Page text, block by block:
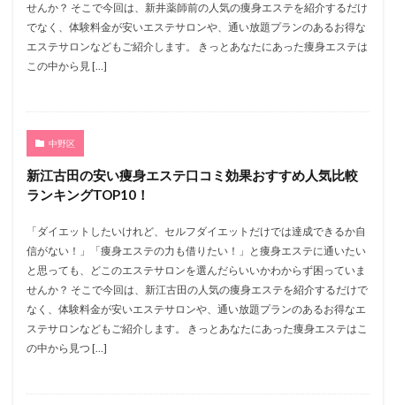
せんか？ そこで今回は、新井薬師前の人気の痩身エステを紹介するだけ
でなく、体験料金が安いエステサロンや、通い放題プランのあるお得な
エステサロンなどもご紹介します。 きっとあなたにあった痩身エステは
この中から見 […]
中野区
新江古田の安い痩身エステ口コミ効果おすすめ人気比較
ランキングTOP10！
「ダイエットしたいけれど、セルフダイエットだけでは達成できるか自
信がない！」「痩身エステの力も借りたい！」と痩身エステに通いたい
と思っても、どこのエステサロンを選んだらいいかわからず困っていま
せんか？ そこで今回は、新江古田の人気の痩身エステを紹介するだけで
なく、体験料金が安いエステサロンや、通い放題プランのあるお得なエ
ステサロンなどもご紹介します。 きっとあなたにあった痩身エステはこ
の中から見つ […]